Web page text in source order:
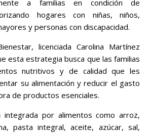
a familias en condición de
hogares con niñas, niños,
y personas con discapacidad.
licenciada Carolina Martínez
esta estrategia busca que las familias
nutritivos y de calidad que les
su alimentación y reducir el gasto
de productos esenciales.
integrada por alimentos como arroz,
pasta integral, aceite, azúcar, sal,